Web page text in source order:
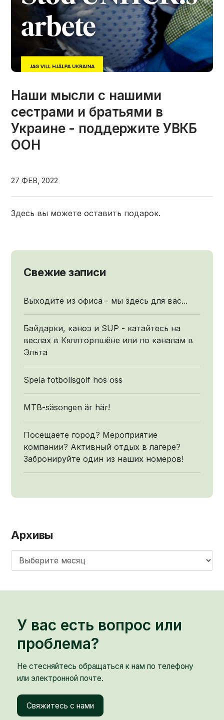
Наши мысли с нашими
сестрами и братьями в
Украине - поддержите УВКБ
ООН
27 ФЕВ, 2022
Здесь вы можете оставить подарок.
Свежие записи
Выходите из офиса - мы здесь для вас...
Байдарки, каноэ и SUP - катайтесь на
веслах в Кяллторпшёне или по каналам в
Эльта
Spela fotbollsgolf hos oss
MTB-säsongen är här!
Посещаете город? Мероприятие
компании? Активный отдых в лагере?
Забронируйте один из наших номеров!
Архивы
У вас есть вопрос или
проблема?
Не стесняйтесь обращаться к нам по телефону
или электронной почте.
Свяжитесь с нами